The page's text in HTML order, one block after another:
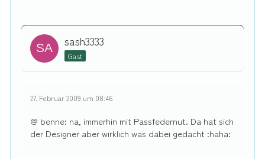
sash3333
Gast
27. Februar 2009 um 08:46
@ benne: na, immerhin mit Passfedernut. Da hat sich
der Designer aber wirklich was dabei gedacht :haha: